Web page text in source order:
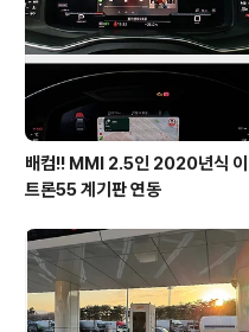
배컴!! MMI 2.5인 2020년식 이
트론55 계기판 연동